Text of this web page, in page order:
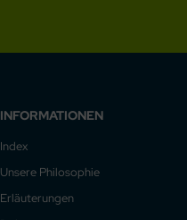
INFORMATIONEN
Index
Unsere Philosophie
Erläuterungen